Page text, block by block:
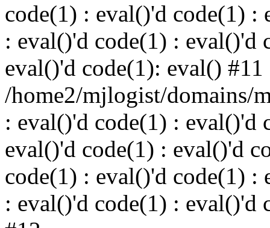
code(1) : eval()'d code(1) :
: eval()'d code(1) : eval()'d
eval()'d code(1): eval() #11
/home2/mjlogist/domains/
: eval()'d code(1) : eval()'d
eval()'d code(1) : eval()'d
code(1) : eval()'d code(1) :
: eval()'d code(1) : eval()'d